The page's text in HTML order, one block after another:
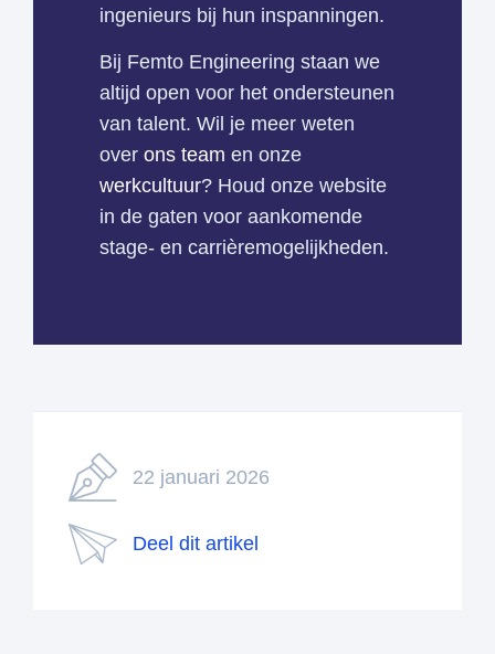
ingenieurs bij hun inspanningen.
Bij Femto Engineering staan we
altijd open voor het ondersteunen
van talent. Wil je meer weten
over ons team en onze
werkcultuur? Houd onze website
in de gaten voor aankomende
stage- en carrièremogelijkheden.
22 januari 2026
Deel dit artikel